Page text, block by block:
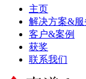
主页
解决方案&服
客户&案例
获奖
联系我们